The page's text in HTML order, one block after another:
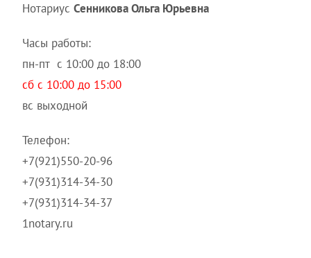
Нотариус Сенникова Ольга Юрьевна
Часы работы:
пн-пт с 10:00 до 18:00
сб с 10:00 до 15:00
вс выходной
Телефон:
+7(921)550-20-96
+7(931)314-34-30
+7(931)314-34-37
1notary.ru